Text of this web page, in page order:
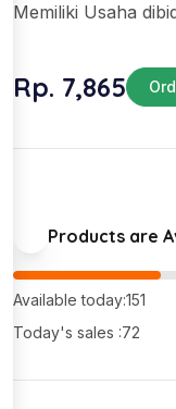
Memiliki Usaha
Rp. 7,865
Products are
Available today:151
Today's sales :72